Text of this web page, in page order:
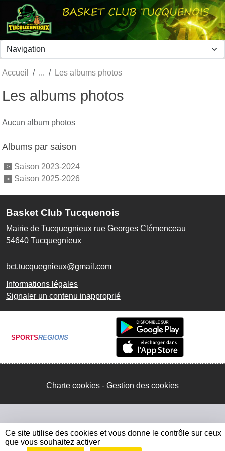
Accueil Les albums photos
Les albums photos
Aucun album photos
Albums par saison
Saison 2023-2024
Saison 2025-2026
Basket Club Tucquenois
Mairie de Tucquegnieux rue Georges Clémenceau
54640 Tucquegnieux
bct.tucquegnieux@gmail.com
Informations légales
Signaler un contenu inapproprié
SPORTSREGIONS
Charte cookies Gestion des cookies
Panneau de gestion des cookies
Ce site utilise des cookies et vous donne le contrôle sur ceux
que vous souhaitez activer